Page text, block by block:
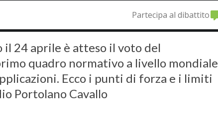
Partecipa al dibattito
24 aprile è atteso il voto del
quadro normativo a livello mondiale
Ecco i punti di forza e i limiti
Portolano Cavallo